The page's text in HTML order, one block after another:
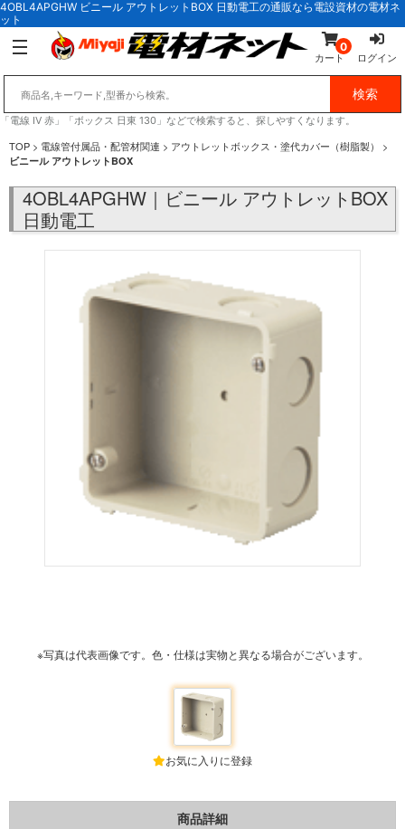
4OBL4APGHW ビニール アウトレットBOX 日動電工の通販なら電設資材の電材ネ
ット
0
カート ログイン
「電線 IV 赤」「ボックス 日東 130」などで検索すると、探しやすくなります。
TOP > 電線管付属品・配管材関連 > アウトレットボックス・塗代カバー（樹脂製） >
ビニール アウトレットBOX
4OBL4APGHW｜ビニール アウトレットBOX
日動電工
※写真は代表画像です。色・仕様は実物と異なる場合がございます。
お気に入りに登録
商品詳細